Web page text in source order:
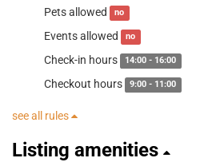
Pets allowed no
Events allowed no
Check-in hours 14:00 - 16:00
Checkout hours 9:00 - 11:00
see all rules
Listing amenities